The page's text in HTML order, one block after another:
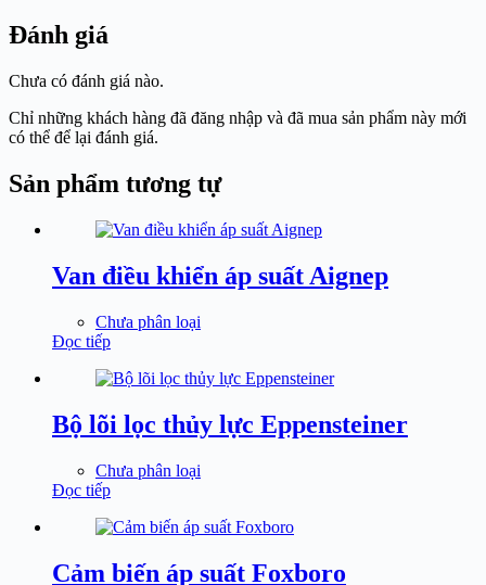
Đánh giá
Chưa có đánh giá nào.
Chỉ những khách hàng đã đăng nhập và đã mua sản phẩm này mới
có thể để lại đánh giá.
Sản phẩm tương tự
Van điều khiển áp suất Aignep
Chưa phân loại
Đọc tiếp
Bộ lõi lọc thủy lực Eppensteiner
Chưa phân loại
Đọc tiếp
Cảm biến áp suất Foxboro